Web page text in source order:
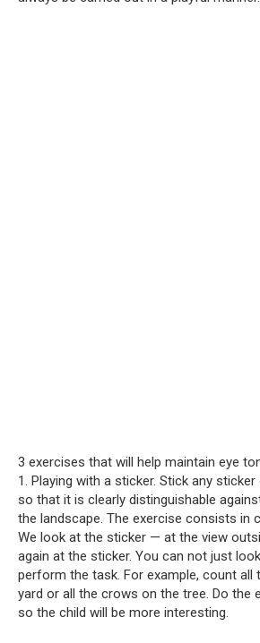
3 exercises that will help maintain eye
1. Playing with a sticker. Stick any
so that it is clearly distinguishable
the landscape. The exercise consists in
We look at the sticker — at the view
again at the sticker. You can not just
perform the task. For example, count all
yard or all the crows on the tree. Do the
so the child will be more interesting.